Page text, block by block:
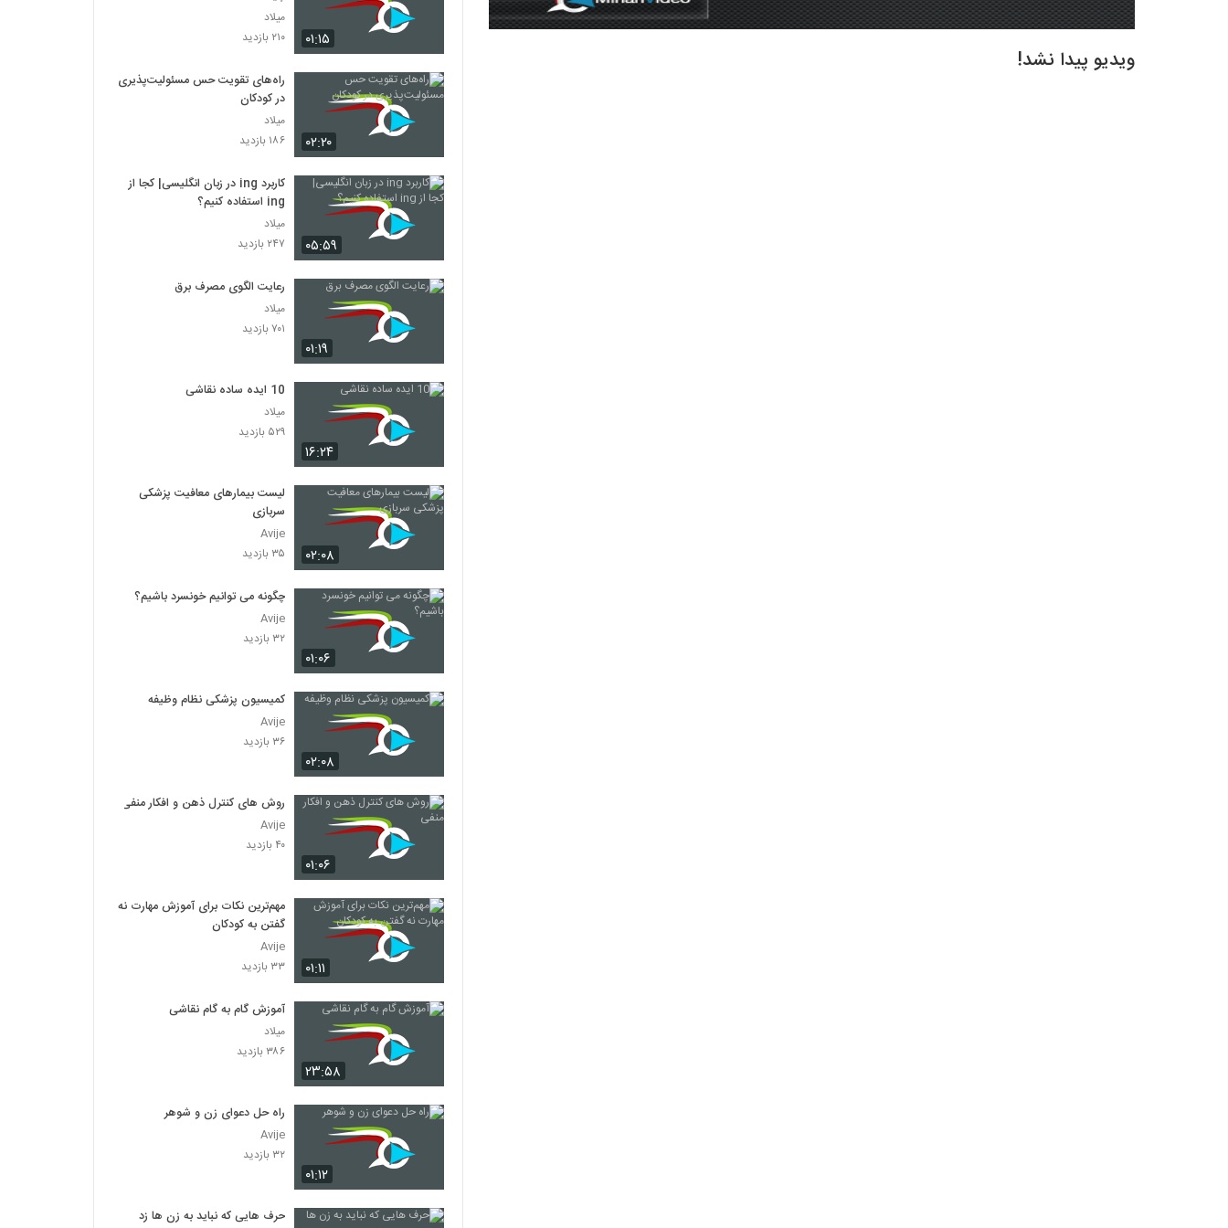
ویدیو پیدا نشد!
۰۱:۱۵
میلاد
۲۱۰ بازدید
۰۲:۲۰
راه‌های تقویت حس مسئولیت‌پذیری
در کودکان
میلاد
۱۸۶ بازدید
۰۵:۵۹
کاربرد ing در زبان انگلیسی| کجا از
ing استفاده کنیم؟
میلاد
۲۴۷ بازدید
۰۱:۱۹
رعایت الگوی مصرف برق
میلاد
۷۰۱ بازدید
۱۶:۲۴
10 ایده ساده نقاشی
میلاد
۵۲۹ بازدید
۰۲:۰۸
لیست بیمارهای معافیت پزشکی
سربازی
Avije
۳۵ بازدید
۰۱:۰۶
چگونه می توانیم خونسرد باشیم؟
Avije
۳۲ بازدید
۰۲:۰۸
کمیسیون پزشکی نظام وظیفه
Avije
۳۶ بازدید
۰۱:۰۶
روش های کنترل ذهن و افکار منفی
Avije
۴۰ بازدید
۰۱:۱۱
مهم‌ترین نکات برای آموزش مهارت نه
گفتن به کودکان
Avije
۳۳ بازدید
۲۳:۵۸
آموزش گام به گام نقاشی
میلاد
۳۸۶ بازدید
۰۱:۱۲
راه حل دعوای زن و شوهر
Avije
۳۲ بازدید
حرف هایی که نباید به زن ها زد